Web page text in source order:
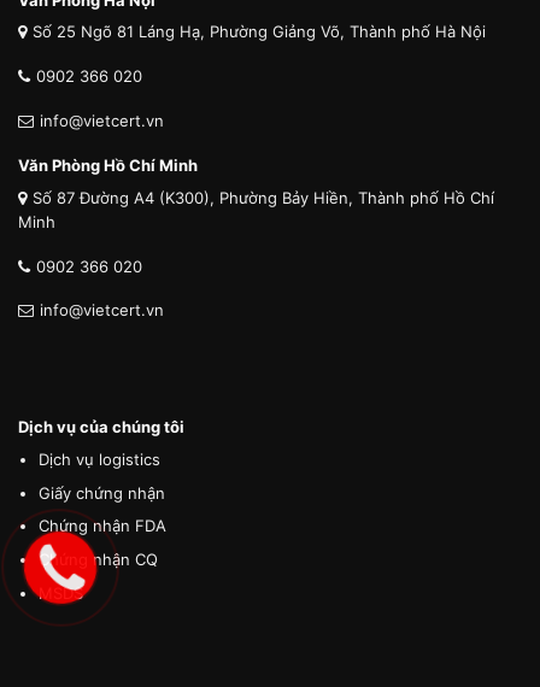
Số 25 Ngõ 81 Láng Hạ, Phường Giảng Võ, Thành phố Hà Nội
0902 366 020
info@vietcert.vn
Văn Phòng Hồ Chí Minh
Số 87 Đường A4 (K300), Phường Bảy Hiền, Thành phố Hồ Chí
Minh
0902 366 020
info@vietcert.vn
Dịch vụ của chúng tôi
Dịch vụ logistics
Giấy chứng nhận
Chứng nhận FDA
Chứng nhận CQ
MSDS